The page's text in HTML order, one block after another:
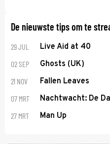
De nieuwste tips om te
29 JUL Live Aid at 40
02 SEP Ghosts (UK)
21 NOV Fallen Leaves
07 MRT Nachtwacht: De
27 MRT Man Up